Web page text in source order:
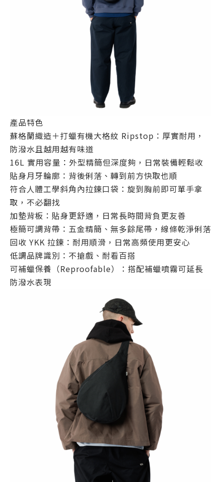
產品特色
蘇格蘭織造＋打蠟有機大格紋 Ripstop：厚實耐用，
防潑水且越用越有味道
16L 實用容量：外型精簡但深度夠，日常裝備輕鬆收
貼身月牙輪廓：背後俐落、轉到前方快取也順
符合人體工學斜角內拉鍊口袋：旋到胸前即可單手拿
取，不必翻找
加墊背板：貼身更舒適，日常長時間背負更友善
極簡可調背帶：五金精簡、無多餘尾帶，線條乾淨俐落
回收 YKK 拉鍊：耐用順滑，日常高頻使用更安心
低調品牌識別：不搶戲、耐看百搭
可補蠟保養（Reproofable）：搭配補蠟噴霧可延長
防潑水表現